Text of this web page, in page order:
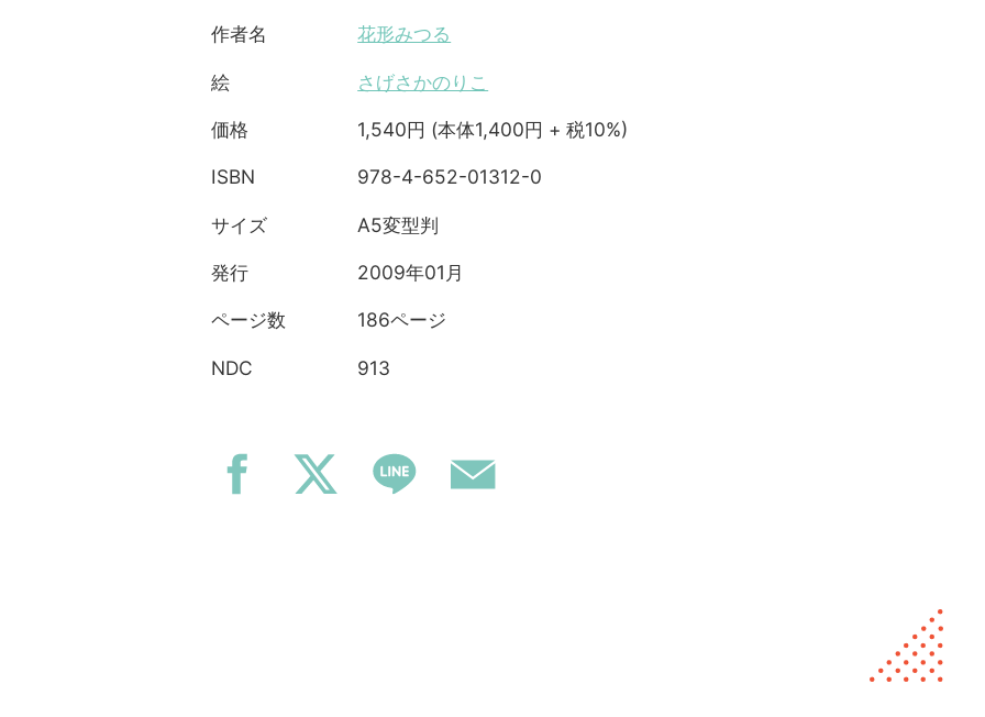
作者名 花形みつる
絵 さげさかのりこ
価格 1,540円 (本体1,400円 + 税10%)
ISBN 978-4-652-01312-0
サイズ A5変型判
発行 2009年01月
ページ数 186ページ
NDC 913